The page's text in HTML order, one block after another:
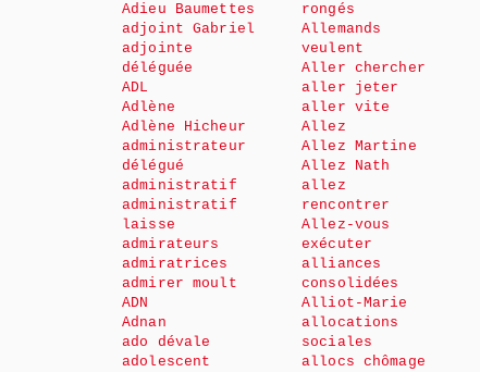
Adieu Baumettes
adjoint Gabriel
adjointe
déléguée
ADL
Adlène
Adlène Hicheur
administrateur
délégué
administratif
administratif
laisse
admirateurs
admiratrices
admirer moult
ADN
Adnan
ado dévale
adolescent
rongés
Allemands
veulent
Aller chercher
aller jeter
aller vite
Allez
Allez Martine
Allez Nath
allez
rencontrer
Allez-vous
exécuter
alliances
consolidées
Alliot-Marie
allocations
sociales
allocs chômage